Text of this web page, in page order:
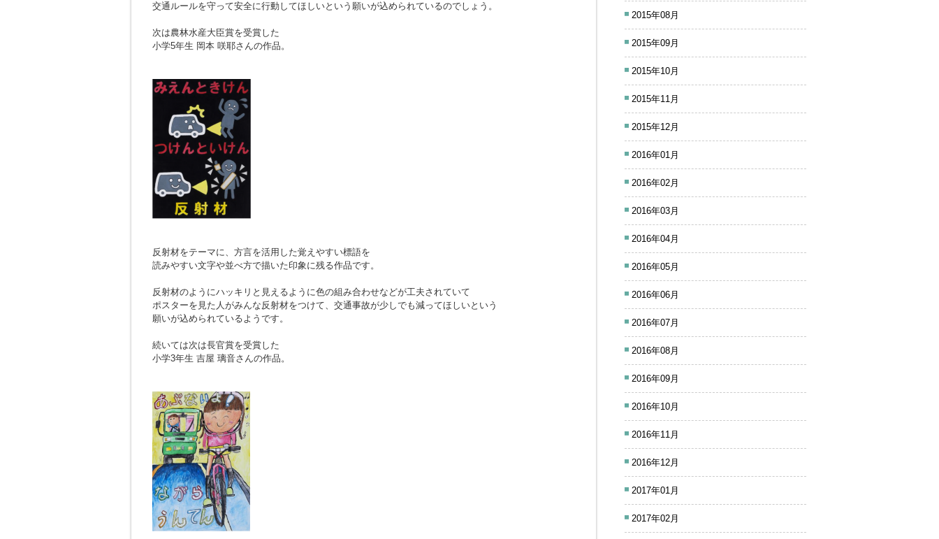
交通ルールを守って安全に行動してほしいという願いが込められているのでしょう。
次は農林水産大臣賞を受賞した
小学5年生 岡本 咲耶さんの作品。
反射材をテーマに、方言を活用した覚えやすい標語を
読みやすい文字や並べ方で描いた印象に残る作品です。
反射材のようにハッキリと見えるように色の組み合わせなどが工夫されていて
ポスターを見た人がみんな反射材をつけて、交通事故が少しでも減ってほしいという
願いが込められているようです。
続いては次は長官賞を受賞した
小学3年生 吉屋 璃音さんの作品。
2015年08月
2015年09月
2015年10月
2015年11月
2015年12月
2016年01月
2016年02月
2016年03月
2016年04月
2016年05月
2016年06月
2016年07月
2016年08月
2016年09月
2016年10月
2016年11月
2016年12月
2017年01月
2017年02月